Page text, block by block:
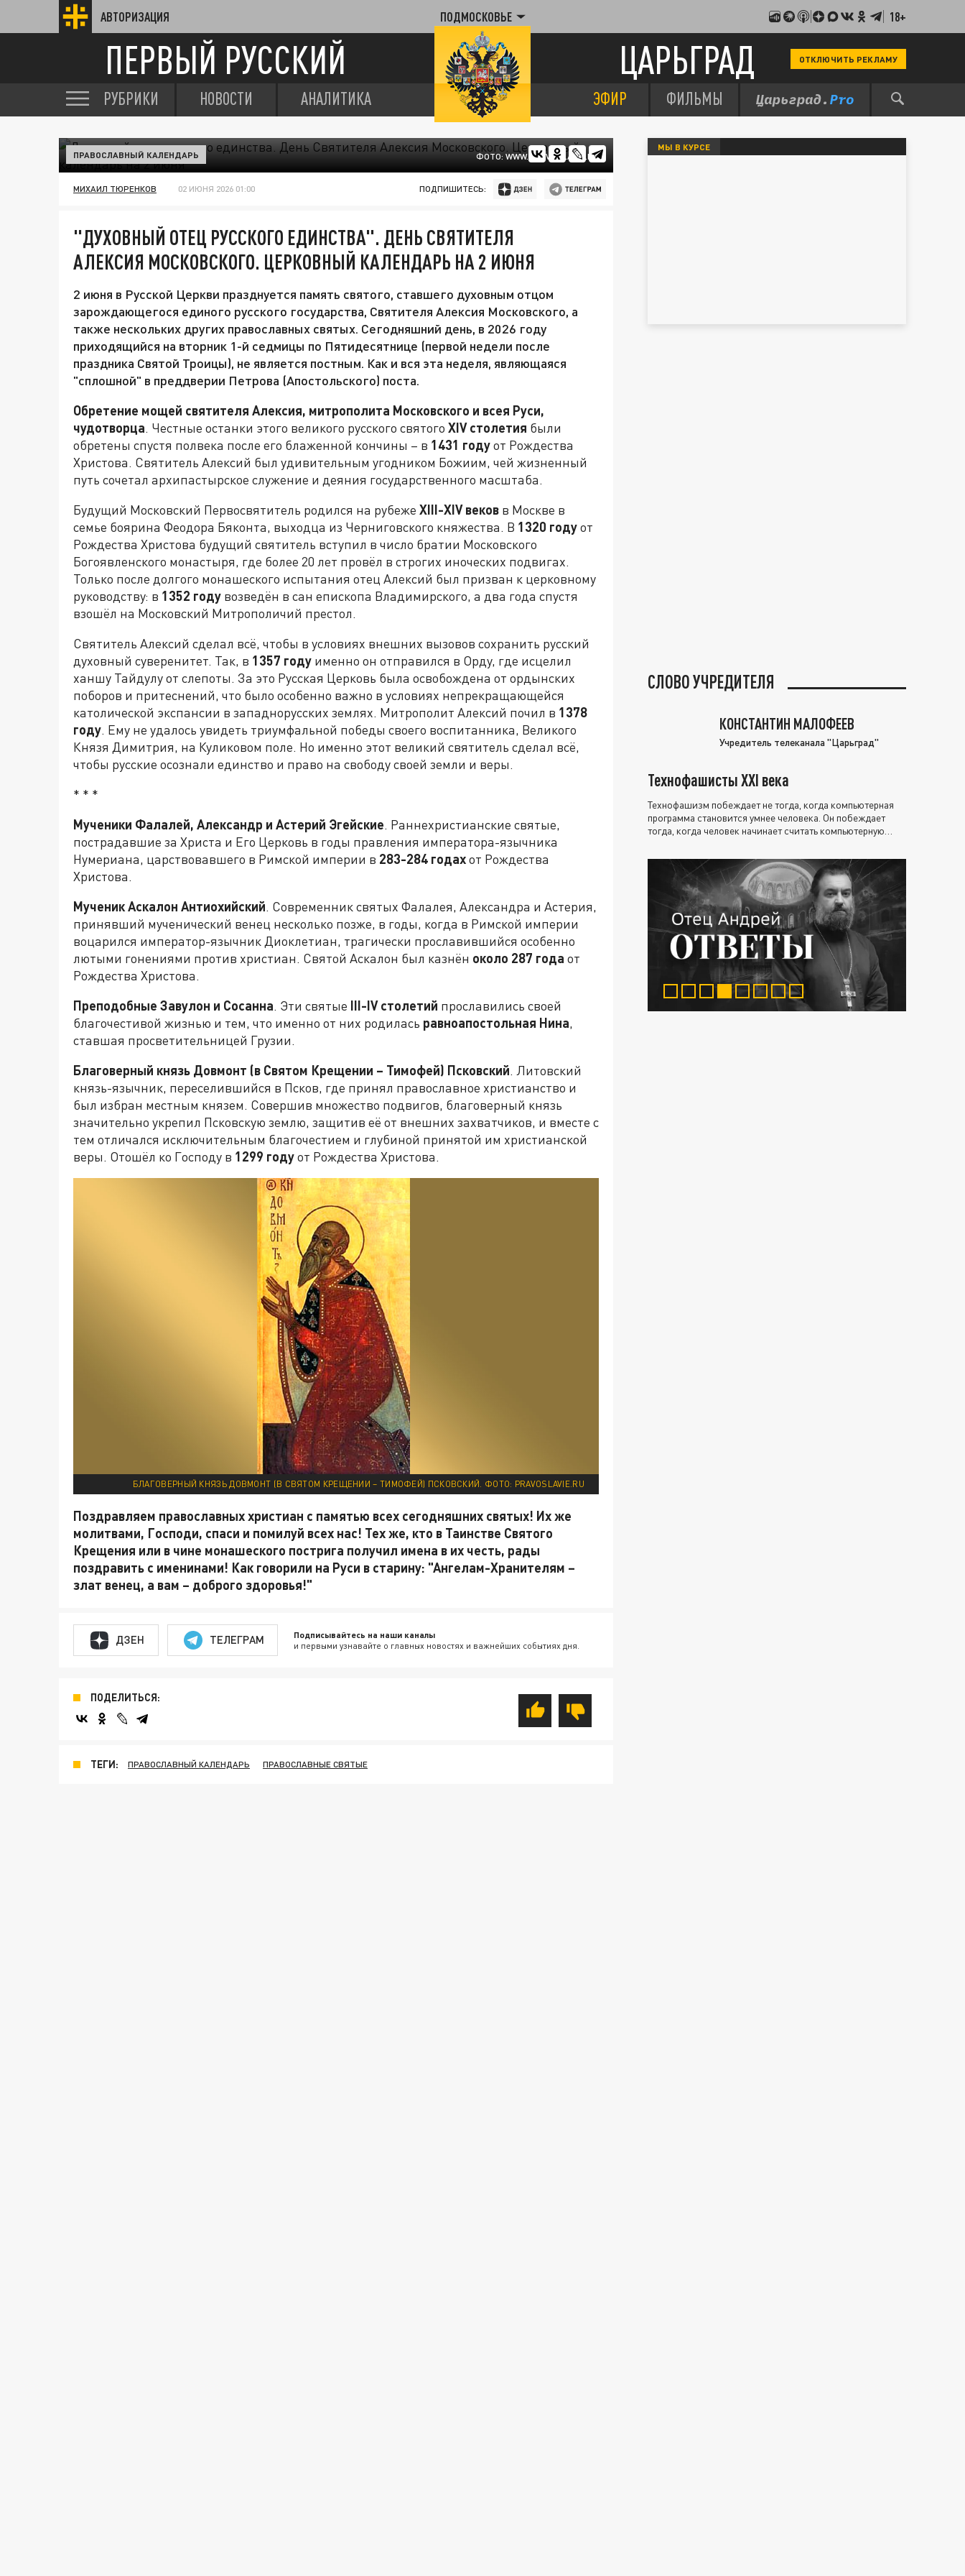
АВТОРИЗАЦИЯ ПОДМОСКОВЬЕ 18+
ПЕРВЫЙ РУССКИЙ ЦАРЬГРАД ОТКЛЮЧИТЬ РЕКЛАМУ
РУБРИКИ НОВОСТИ АНАЛИТИКА ЭФИР ФИЛЬМЫ
ФОТО: WWW.PRAVOSLAVIE.RU
ПРАВОСЛАВНЫЙ КАЛЕНДАРЬ
МИХАИЛ ТЮРЕНКОВ 02 ИЮНЯ 2026 01:00 ПОДПИШИТЕСЬ:
"ДУХОВНЫЙ ОТЕЦ РУССКОГО ЕДИНСТВА". ДЕНЬ СВЯТИТЕЛЯ
АЛЕКСИЯ МОСКОВСКОГО. ЦЕРКОВНЫЙ КАЛЕНДАРЬ НА 2 ИЮНЯ
2 июня в Русской Церкви празднуется память святого, ставшего духовным отцом
зарождающегося единого русского государства, Святителя Алексия Московского, а
также нескольких других православных святых. Сегодняшний день, в 2026 году
приходящийся на вторник 1-й седмицы по Пятидесятнице (первой недели после
праздника Святой Троицы), не является постным. Как и вся эта неделя, являющаяся
"сплошной" в преддверии Петрова (Апостольского) поста.
Обретение мощей святителя Алексия, митрополита Московского и всея Руси,
чудотворца. Честные останки этого великого русского святого XIVстолетия были
обретены спустя полвека после его блаженной кончины – в 1431 годуот Рождества
Христова. Святитель Алексий был удивительным угодником Божиим, чей жизненный
путь сочетал архипастырское служение и деяния государственного масштаба.
Будущий Московский Первосвятитель родился на рубеже XIII-XIV веков в Москве в
семье боярина Феодора Бяконта, выходца из Черниговского княжества. В 1320 годуот
Рождества Христова будущий святитель вступил в число братии Московского
Богоявленского монастыря, где более 20 лет провёл в строгих иноческих подвигах.
Только после долгого монашеского испытания отец Алексий был призван к церковному
руководству: в 1352 году возведён в сан епископа Владимирского, а два года спустя
взошёл на Московский Митрополичий престол.
Святитель Алексий сделал всё, чтобы в условиях внешних вызовов сохранить русский
духовный суверенитет. Так, в 1357 году именно он отправился в Орду, где исцелил
ханшу Тайдулу от слепоты. За это Русская Церковь была освобождена от ордынских
поборов и притеснений, что было особенно важно в условиях непрекращающейся
католической экспансии в западнорусских землях. Митрополит Алексий почил в 1378
году. Ему не удалось увидеть триумфальной победы своего воспитанника, Великого
Князя Димитрия, на Куликовом поле. Но именно этот великий святитель сделал всё,
чтобы русские осознали единство и право на свободу своей земли и веры.
* * *
Мученики Фалалей, Александр и Астерий Эгейские. Раннехристианские святые,
пострадавшие за Христа и Его Церковь в годы правления императора-язычника
Нумериана, царствовавшего в Римской империи в 283-284 годахот Рождества
Христова.
Мученик Аскалон Антиохийский. Современник святых Фалалея, Александра и Астерия,
принявший мученический венец несколько позже, в годы, когда в Римской империи
воцарился император-язычник Диоклетиан, трагически прославившийся особенно
лютыми гонениями против христиан. Святой Аскалон был казнён около 287 года от
Рождества Христова.
Преподобные Завулон и Сосанна. Эти святые III-IVстолетий прославились своей
благочестивой жизнью и тем, что именно от них родилась равноапостольная Нина,
ставшая просветительницей Грузии.
Благоверный князь Довмонт (в Святом Крещении – Тимофей) Псковский. Литовский
князь-язычник, переселившийся в Псков, где принял православное христианство и
был избран местным князем. Совершив множество подвигов, благоверный князь
значительно укрепил Псковскую землю, защитив её от внешних захватчиков, и вместе с
тем отличался исключительным благочестием и глубиной принятой им христианской
веры. Отошёл ко Господу в 1299 годуот Рождества Христова.
БЛАГОВЕРНЫЙ КНЯЗЬ ДОВМОНТ (В СВЯТОМ КРЕЩЕНИИ – ТИМОФЕЙ) ПСКОВСКИЙ. ФОТО: PRAVOSLAVIE.RU
Поздравляем православных христиан с памятью всех сегодняшних святых! Их же
молитвами, Господи, спаси и помилуй всех нас! Тех же, кто в Таинстве Святого
Крещения или в чине монашеского пострига получил имена в их честь, рады
поздравить с именинами! Как говорили на Руси в старину: "Ангелам-Хранителям –
злат венец, а вам – доброго здоровья!"
ДЗЕН ТЕЛЕГРАМ Подписывайтесь на наши каналы
и первыми узнавайте о главных новостях и важнейших событиях дня.
ПОДЕЛИТЬСЯ:
ТЕГИ: ПРАВОСЛАВНЫЙ КАЛЕНДАРЬ ПРАВОСЛАВНЫЕ СВЯТЫЕ
МЫ В КУРСЕ
СЛОВО УЧРЕДИТЕЛЯ
КОНСТАНТИН МАЛОФЕЕВ
Учредитель телеканала "Царьград"
Технофашисты XXI века
Технофашизм побеждает не тогда, когда компьютерная
программа становится умнее человека. Он побеждает
тогда, когда человек начинает считать компьютерную